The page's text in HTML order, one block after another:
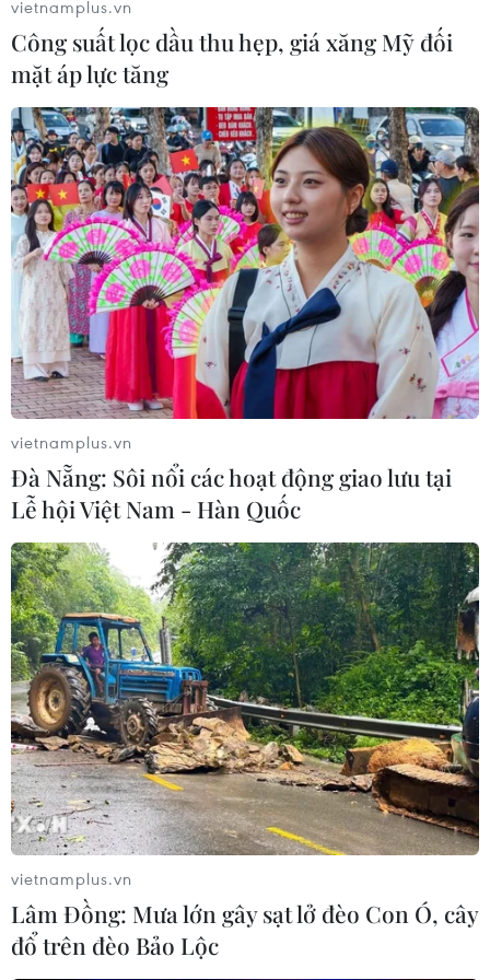
Người Việt tại Ukraine đóng góp quan
trọng nâng quan hệ song phương
02/03/2019 12:23
Các hoạt động của kiều bào Việt Nam để lại nhiều ấn
tượng, lan tỏa hình ảnh sức sống của con người và đất
nước Việt Nam, đoàn kết trên con đường hội nhập,
mong muốn hợp tác và phát triển với Ukraine.
Linh thiêng lễ Giỗ Tổ Hùng Vương năm
2019 trên đỉnh Nghĩa Lĩnh
14/04/2019 02:34
Sáng 14/4 (tức mùng 10/3 Âm lịch), tại điện Kính Thiên
trên đỉnh Nghĩa Lĩnh, tỉnh Phú Thọ đã thay mặt đồng
bào cả nước tổ chức trọng thể Lễ dâng hương tưởng
niệm các Vua Hùng.
vietnamplus.vn
Công suất lọc dầu thu hẹp, giá xăng Mỹ đối
mặt áp lực tăng
vietnamplus.vn
Đà Nẵng: Sôi nổi các hoạt động giao lưu tại
Lễ hội Việt Nam - Hàn Quốc
vietnamplus.vn
Lâm Đồng: Mưa lớn gây sạt lở đèo Con Ó, cây
đổ trên đèo Bảo Lộc